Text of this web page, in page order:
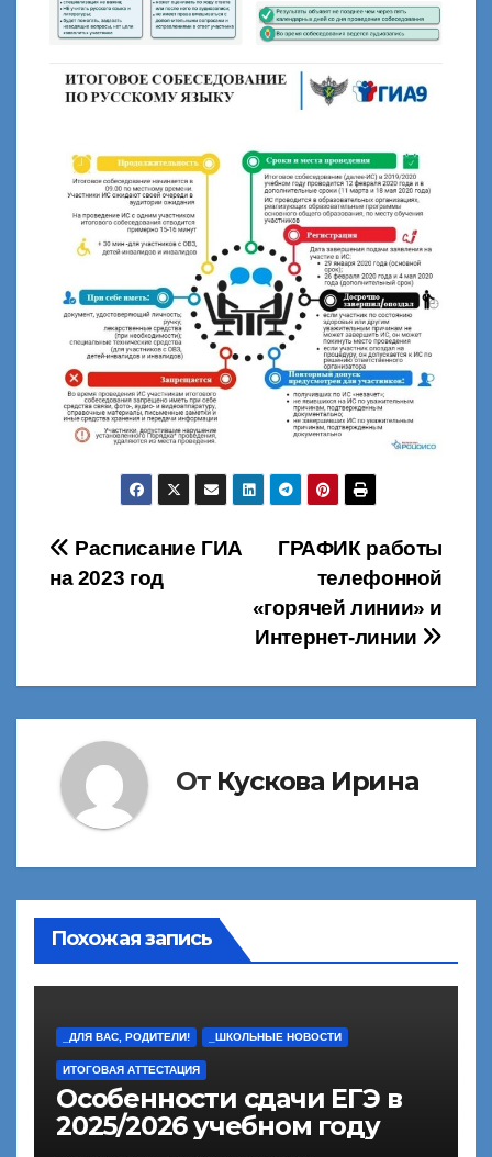
Навигация
ГРАФИК работы
телефонной
«горячей линии» и
Интернет-линии
Расписание ГИА
на 2023 год
От Кускова Ирина
Похожая запись
_ДЛЯ ВАС, РОДИТЕЛИ! _ШКОЛЬНЫЕ НОВОСТИ
ИТОГОВАЯ АТТЕСТАЦИЯ
Особенности сдачи ЕГЭ в
2025/2026 учебном году